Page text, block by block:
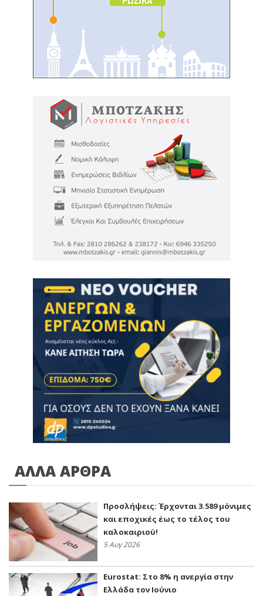
ΑΛΛΑ ΑΡΘΡΑ
Προσλήψεις: Έρχονται 3.589 μόνιμες
και εποχικές έως το τέλος του
καλοκαιριού!
5 Αυγ 2026
Eurostat: Στο 8% η ανεργία στην
Ελλάδα τον Ιούνιο